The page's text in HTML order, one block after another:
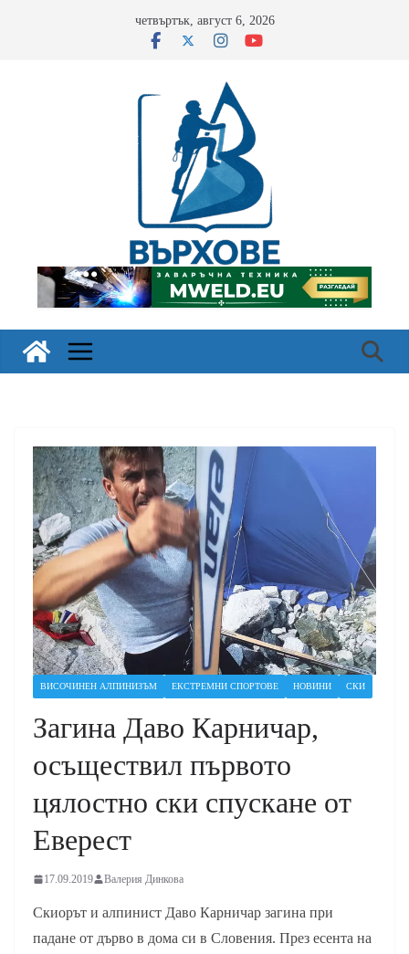
четвъртък, август 6, 2026
ВИСОЧИНЕН АЛПИНИЗЪМ ЕКСТРЕМНИ СПОРТОВЕ НОВИНИ СКИ
Загина Даво Карничар,
осъществил първото
цялостно ски спускане от
Еверест
17.09.2019 Валерия Динкова
Скиорът и алпинист Даво Карничар загина при
падане от дърво в дома си в Словения. През есента на